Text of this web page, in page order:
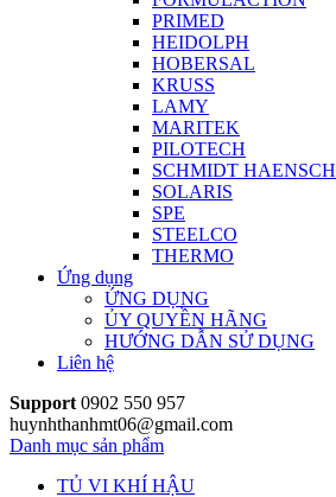
PRIMED
HEIDOLPH
HOBERSAL
KRUSS
LAMY
MARITEK
PILOTECH
SCHMIDT HAENSCH
SOLARIS
SPE
STEELCO
THERMO
Ứng dụng
ỨNG DỤNG
ỦY QUYỀN HÃNG
HƯỚNG DẪN SỬ DỤNG
Liên hệ
Support 0902 550 957
huynhthanhmt06@gmail.com
Danh mục sản phẩm
TỦ VI KHÍ HẬU